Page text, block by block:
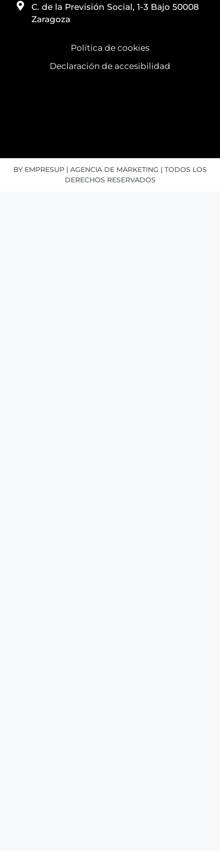
C. de la Previsión Social, 1-3 Bajo 50008
Zaragoza
Política de cookies
Declaración de accesibilidad
BY EMPRESUP | AGENCIA DE MARKETING | TODOS LOS
DERECHOS RESERVADOS